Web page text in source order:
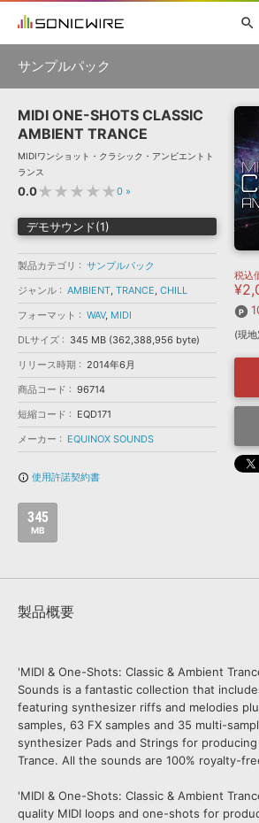
ソフト音源 »
プラグイン・エフェクト »
サンプルパック »
ソフトウェア／ツール »
DAW »
効果音 »
BGM »
キャンペーン »
ニュースレター »
SONICWIREブログ »
製品サポート情報 »
DTMガイド »
FAQ »
お問い合わせ »
APS
SLS
search
初音ミク NT 鏡音リン・レン V4X 巡音
KAITO V3
VOCALOID TOONTRACK
VIENNA
EZ DRUMMER 3 SERUM
サンプルパックを試そう
ボーカル抜き
SONOCA
ソフト音源 プラグイン・エフェクト
ソフトウェア／ツール
サンプルパック
製品一覧
ジャンル
メーカー
フォーマット
ランキング
MIDI ONE-SHOTS CLASSIC
AMBIENT TRANCE
MIDIワンショット・クラシック・アンビエントト
ランス
0.0★★★★★0 »
デモサウンド(1)
製品カテゴリ
サンプルパック
ジャンル
AMBIENT, TRANCE, CHILL
フォーマット
WAV, MIDI
DLサイズ
345 MB (362,388,956 byte)
リリース時期
2014年6月
商品コード
96714
短縮コード
EQD171
メーカー
EQUINOX SOUNDS
info_outline 使用許諾契約書
345
MB
税込
(現
製品概要
'MIDI & One-Shots: Classic & Ambient
Sounds is a fantastic collection that
featuring synthesizer riffs and melodies
samples, 63 FX samples and 35 multi-
synthesizer Pads and Strings for
Trance. All the sounds are 100% royalty-
'MIDI & One-Shots: Classic & Ambient
quality MIDI loops and one-shots for